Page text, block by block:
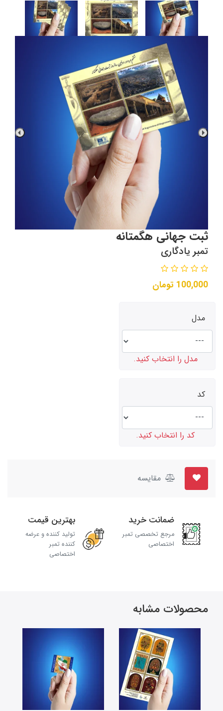
ثبت جهانی هگمتانه
تمبر یادگاری
100,000 تومان
مدل
مدل را انتخاب کنید.
کد
کد را انتخاب کنید.
مقایسه
ضمانت خرید
مرجع تخصصی تمبر
اختصاصی
بهترین قیمت
تولید کننده و عرضه
کننده تمبر
اختصاصی
محصولات مشابه